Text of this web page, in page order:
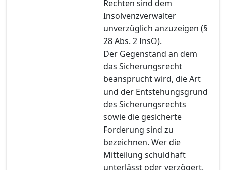
Rechten sind dem
Insolvenzverwalter
unverzüglich anzuzeigen (§
28 Abs. 2 InsO).
Der Gegenstand an dem
das Sicherungsrecht
beansprucht wird, die Art
und der Entstehungsgrund
des Sicherungsrechts
sowie die gesicherte
Forderung sind zu
bezeichnen. Wer die
Mitteilung schuldhaft
unterlässt oder verzögert,